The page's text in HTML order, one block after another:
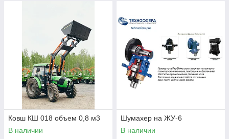
Ковш КШ 018 объем 0,8 м3
В наличии
Шумахер на ЖУ-6
В наличии